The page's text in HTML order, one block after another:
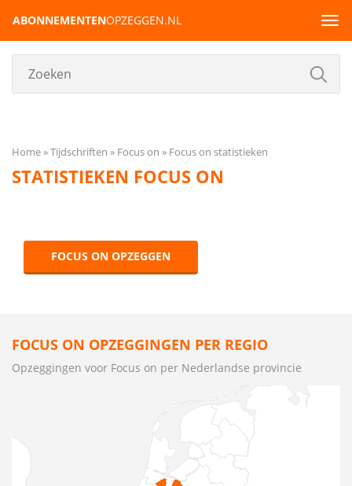
ABONNEMENTENOPZEGGEN.NL
Home Tijdschriften Focus on Focus on statistieken
STATISTIEKEN FOCUS ON
FOCUS ON OPZEGGEN
FOCUS ON OPZEGGINGEN PER REGIO
Opzeggingen voor Focus on per Nederlandse provincie